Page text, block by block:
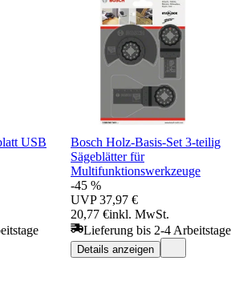
USB
Bosch Holz-Basis-Set 3-teilig
Sägeblätter für
Multifunktionswerkzeuge
-45 %
UVP 37,97 €
20,77 €inkl. MwSt.
Lieferung bis 2-4 Arbeitstage
Details anzeigen